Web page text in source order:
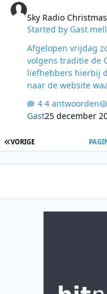
Sky Radio
Started by Gast
Afgelopen vrijdag
volgens traditie de
liefhebbers hierbij
naar de website
11 http://
11-12
13 http://
15 http://
16 http://
4 antwoorden
Gast25 december
EERSTE PAGINA
VORIGE